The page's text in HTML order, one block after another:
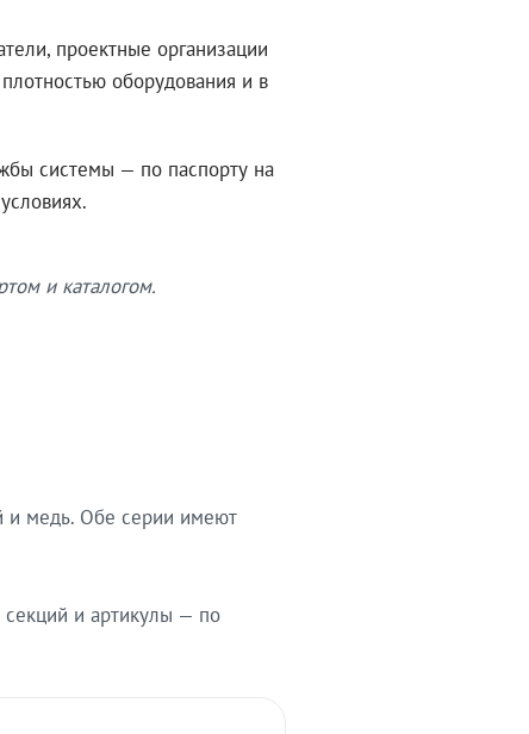
проектные организации
оборудования и в
системы — по паспорту на
и каталогом.
и медь. Обе серии имеют
и артикулы — по